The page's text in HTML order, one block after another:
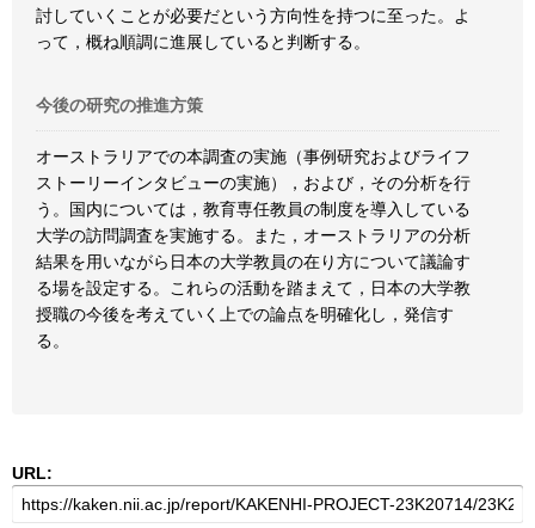
討していくことが必要だという方向性を持つに至った。よ
って，概ね順調に進展していると判断する。
今後の研究の推進方策
オーストラリアでの本調査の実施（事例研究およびライフ
ストーリーインタビューの実施），および，その分析を行
う。国内については，教育専任教員の制度を導入している
大学の訪問調査を実施する。また，オーストラリアの分析
結果を用いながら日本の大学教員の在り方について議論す
る場を設定する。これらの活動を踏まえて，日本の大学教
授職の今後を考えていく上での論点を明確化し，発信す
る。
URL: